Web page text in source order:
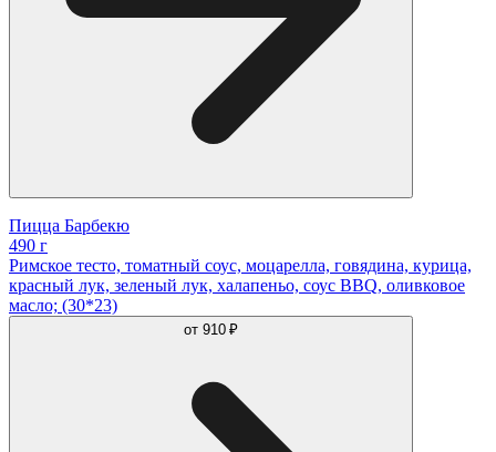
Пицца Барбекю
490 г
Римское тесто, томатный соус, моцарелла, говядина, курица,
красный лук, зеленый лук, халапеньо, соус BBQ, оливковое
масло; (30*23)
от 910 ₽